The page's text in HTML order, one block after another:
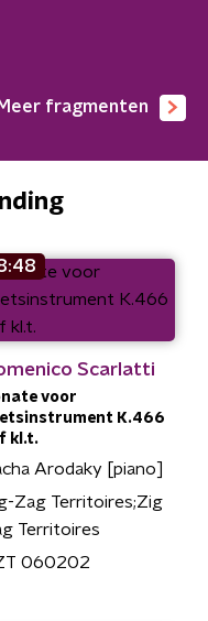
fragmenten
Scarlatti
voor
K.466
kl.t.
Arodaky [piano]
Zag Territoires;Zig
Territoires
060202